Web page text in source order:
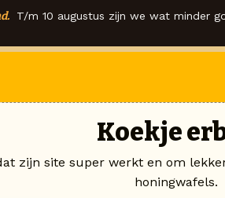
T/m 10 augustus zijn we wat minder
Koekje
zijn site super werkt en om
honingwafels.